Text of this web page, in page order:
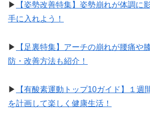
▶︎
【姿勢改善特集】姿勢崩れが体調に
手に入れよう！
▶︎
【足裏特集】アーチの崩れが腰痛や
防・改善方法も紹介！
▶︎
【有酸素運動トップ10ガイド】１週
を計画して楽しく健康生活！